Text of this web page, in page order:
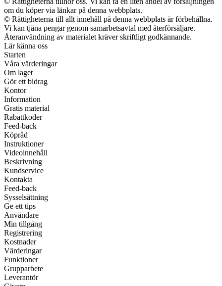
om du köper via länkar på denna webbplats.
© Rättigheterna till allt innehåll på denna webbplats är förbehållna.
Vi kan tjäna pengar genom samarbetsavtal med återförsäljare.
Återanvändning av materialet kräver skriftligt godkännande.
Lär känna oss
Starten
Våra värderingar
Om laget
Gör ett bidrag
Kontor
Information
Gratis material
Rabattkoder
Feed-back
Köpråd
Instruktioner
Videoinnehåll
Beskrivning
Kundservice
Kontakta
Feed-back
Sysselsättning
Ge ett tips
Användare
Min tillgång
Registrering
Kostnader
Värderingar
Funktioner
Grupparbete
Leverantör